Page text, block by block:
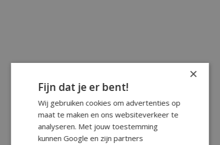
×
Fijn dat je er bent!
Wij gebruiken cookies om advertenties op
maat te maken en ons websiteverkeer te
analyseren. Met jouw toestemming
kunnen Google en zijn partners